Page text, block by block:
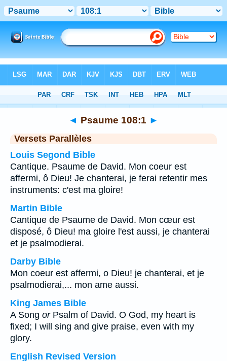
Chapitre 108 > Verset 1
◄ Psaume 108:1 ►
Versets Parallèles
Louis Segond Bible
Cantique. Psaume de David. Mon coeur est
affermi, ô Dieu! Je chanterai, je ferai retentir mes
instruments: c'est ma gloire!
Martin Bible
Cantique de Psaume de David. Mon cœur est
disposé, ô Dieu! ma gloire l'est aussi, je chanterai
et je psalmodierai.
Darby Bible
Mon coeur est affermi, o Dieu! je chanterai, et je
psalmodierai,... mon ame aussi.
King James Bible
A Song orPsalm of David. O God, my heart is
fixed; I will sing and give praise, even with my
glory.
English Revised Version